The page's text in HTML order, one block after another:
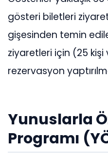
gösteri biletleri
gişesinden temin
ziyaretleri için (25
rezervasyon
Yunuslarla
Programı